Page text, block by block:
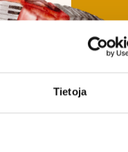
Tietoja